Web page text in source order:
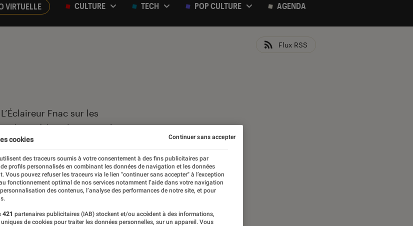
VIRTUELLE CULTURE TECH POP CULTURE AGENDA
Flux RSS
Fnac sur les
culture, à la culture numérique et
cookies
des traceurs soumis à votre consentement à des fins publicitaires par
profils personnalisés en combinant les données de navigation et les données
Vous pouvez refuser les traceurs via le lien "continuer sans accepter" à l’exception
fonctionnement optimal de nos services notamment l’aide dans votre navigation
des contenus, l’analyse des performances de notre site, et pour
421 partenaires publicitaires (IAB) stockent et/ou accèdent à des informations,
de cookies pour traiter les données personnelles, sur un appareil. Vous
Continuer sans accepter